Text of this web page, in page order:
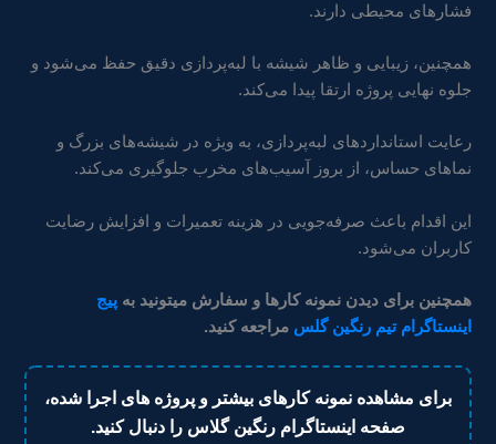
فشارهای محیطی دارند.
همچنین، زیبایی و ظاهر شیشه با لبه‌پردازی دقیق حفظ می‌شود و
جلوه نهایی پروژه ارتقا پیدا می‌کند.
رعایت استانداردهای لبه‌پردازی، به ویژه در شیشه‌های بزرگ و
نماهای حساس، از بروز آسیب‌های مخرب جلوگیری می‌کند.
این اقدام باعث صرفه‌جویی در هزینه تعمیرات و افزایش رضایت
کاربران می‌شود.
همچنین برای دیدن نمونه کارها و سفارش میتونید بهپیج
اینستاگرام تیم رنگین گلس مراجعه کنید.
برای مشاهده نمونه کارهای بیشتر و پروژه های اجرا شده،
صفحه اینستاگرام رنگین گلاس را دنبال کنید.